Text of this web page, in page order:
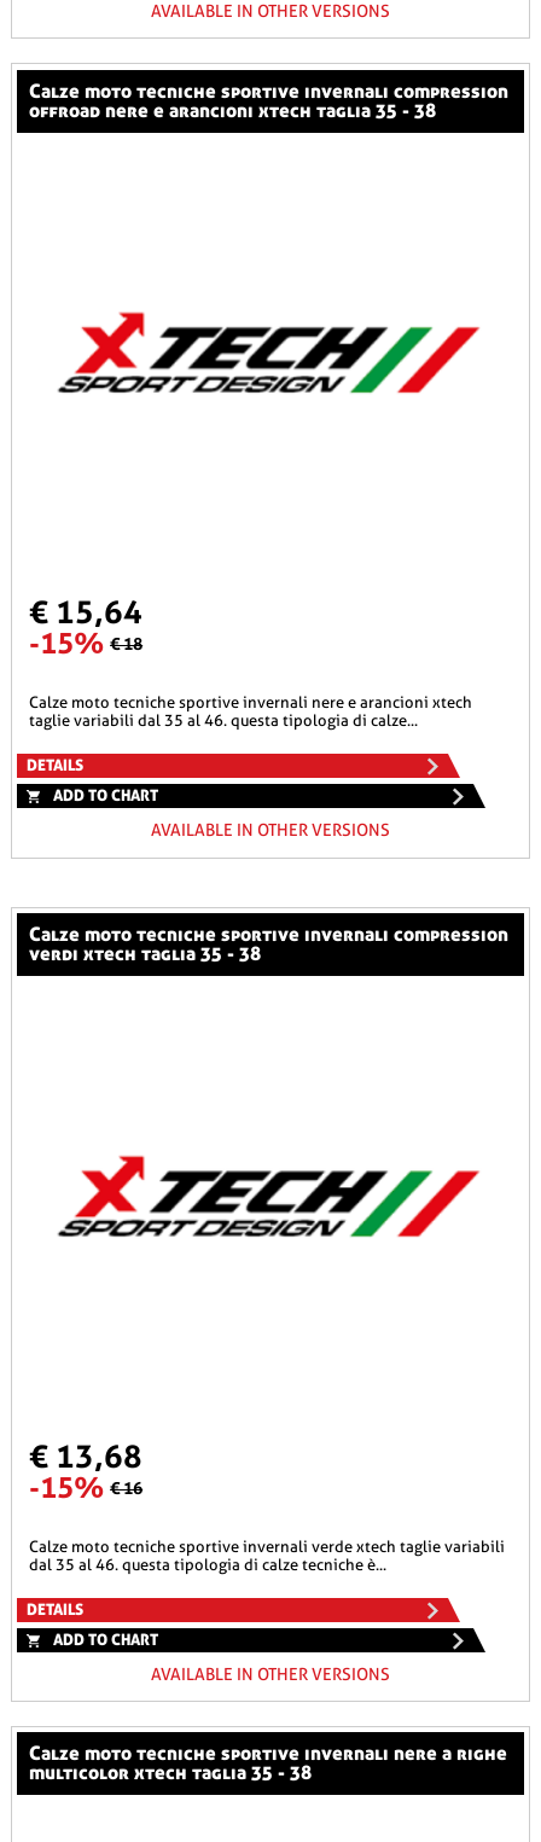
AVAILABLE IN OTHER VERSIONS
calze moto tecniche sportive invernali compression
offroad nere e arancioni xtech taglia 35 - 38
€ 15,64
-15% € 18
calze moto tecniche sportive invernali nere e arancioni xtech
taglie variabili dal 35 al 46. questa tipologia di calze...
DETAILS
ADD TO CHART
AVAILABLE IN OTHER VERSIONS
calze moto tecniche sportive invernali compression
verdi xtech taglia 35 - 38
€ 13,68
-15% € 16
calze moto tecniche sportive invernali verde xtech taglie variabili
dal 35 al 46. questa tipologia di calze tecniche è...
DETAILS
ADD TO CHART
AVAILABLE IN OTHER VERSIONS
calze moto tecniche sportive invernali nere a righe
multicolor xtech taglia 35 - 38